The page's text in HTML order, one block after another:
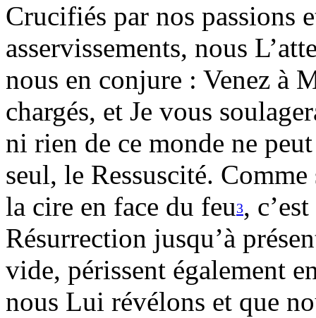
Crucifiés par nos passions
asservissements, nous
nous en conjure : Venez à
chargés, et Je vous
ni rien de ce monde ne
seul, le Ressuscité.
la cire en face du feu3,
Résurrection jusqu’à
vide, périssent également
nous Lui révélons et que